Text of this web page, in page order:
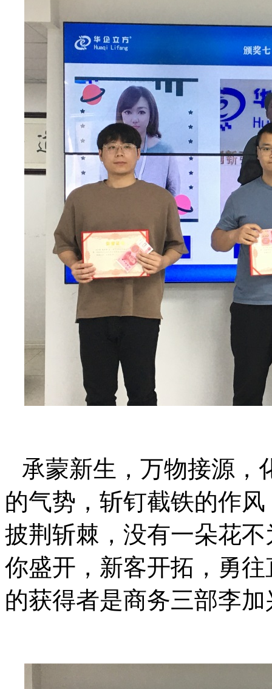
承蒙新生，万物接源，
的气势，斩钉截铁的作
披荆斩棘，没有一朵花
你盛开，新客开拓，勇往
的获得者是商务三部李加